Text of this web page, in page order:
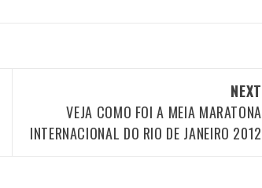
NEXT
VEJA COMO FOI A MEIA MARATONA
INTERNACIONAL DO RIO DE JANEIRO 2012